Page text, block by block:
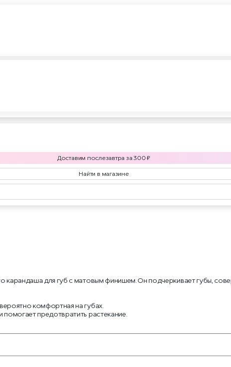
Доставим послезавтра за300 ₽
Найти в магазине
карандаша для губ с матовым финишем. Он подчеркивает губы,
комфортная на губах.
предотвратить растекание.